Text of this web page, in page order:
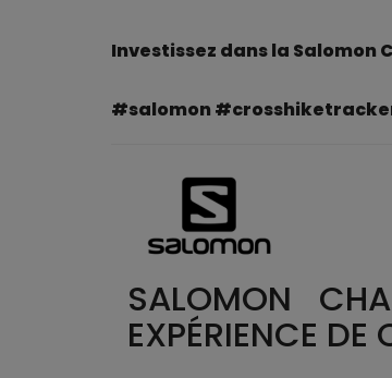
Investissez dans la Salomon
#salomon
SALOMON
EXPÉRIENCE DE